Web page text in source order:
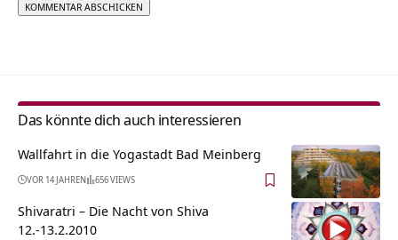
Das könnte dich auch interessieren
Wallfahrt in die Yogastadt Bad Meinberg
VOR 14 JAHREN 656 VIEWS
Shivaratri – Die Nacht von Shiva
12.-13.2.2010